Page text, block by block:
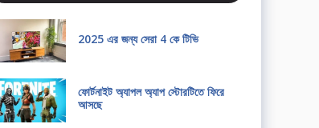
2025 এর জন্য সেরা 4 কে টিভি
ফোর্টনাইট অ্যাপল অ্যাপ স্টোরটিতে ফিরে
আসছে